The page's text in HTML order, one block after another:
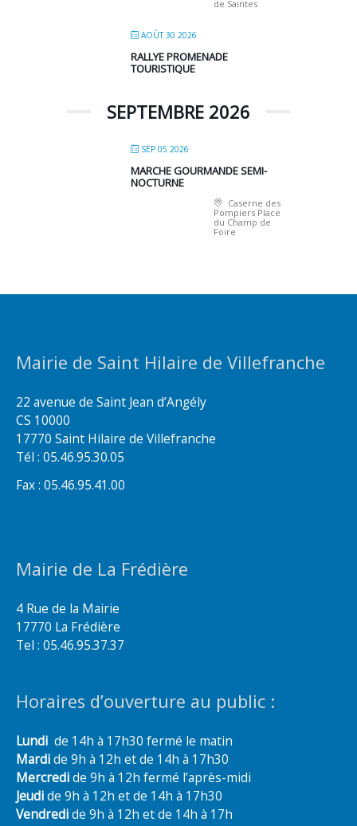
de Saintes
AOÛT 30 2026
RALLYE PROMENADE
TOURISTIQUE
SEPTEMBRE 2026
SEP 05 2026
MARCHE GOURMANDE SEMI-
NOCTURNE
Caserne des
Pompiers Place
du Champ de
Foire
Mairie de Saint Hilaire de Villefranche
22 avenue de Saint Jean d’Angély
CS 10000
17770 Saint Hilaire de Villefranche
Tél : 05.46.95.30.05
Fax : 05.46.95.41.00
Mairie de La Frédière
4 Rue de la Mairie
17770 La Frédière
Tel : 05.46.95.37.37
Horaires d’ouverture au public :
Lundi de 14h à 17h30 fermé le matin
Mardide 9h à 12h et de 14h à 17h30
Mercredide 9h à 12h fermé l’après-midi
Jeudide 9h à 12h et de 14h à 17h30
Vendredide 9h à 12h et de 14h à 17h